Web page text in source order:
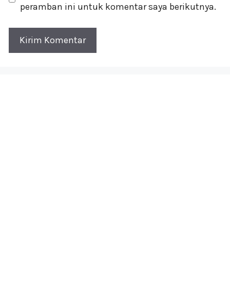
peramban ini untuk komentar saya berikutnya.